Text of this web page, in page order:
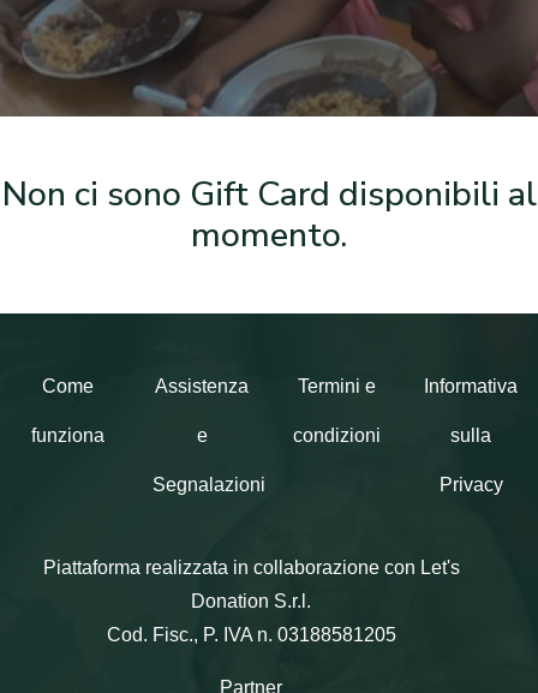
Non ci sono Gift Card disponibili al
momento.
Come
funziona
Assistenza
e
Segnalazioni
Termini e
condizioni
Informativa
sulla
Privacy
Piattaforma realizzata in collaborazione con Let's
Donation S.r.l.
Cod. Fisc., P. IVA n. 03188581205
Partner